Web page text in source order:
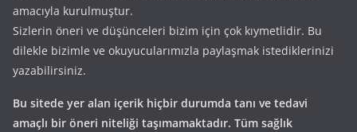
amacıyla kurulmuştur.
Sizlerin öneri ve düşünceleri bizim için çok kıymetlidir. Bu
dilekle bizimle ve okuyucularımızla paylaşmak istediklerinizi
yazabilirsiniz.
Bu sitede yer alan içerik hiçbir durumda tanı ve tedavi
amaçlı bir öneri niteliği taşımamaktadır. Tüm sağlık